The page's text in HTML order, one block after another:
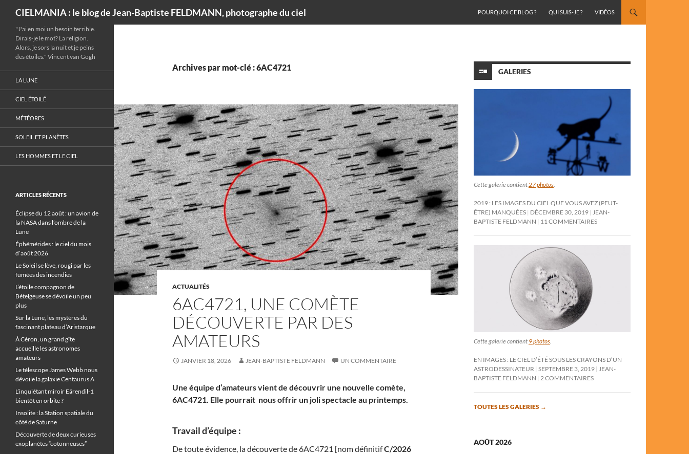
CIELMANIA : le blog de Jean-Baptiste FELDMANN, photographe du ciel
POURQUOI CE BLOG ?
QUI SUIS-JE ? VIDÉOS
Archives par mot-clé : 6AC4721
ACTUALITÉS
6AC4721, UNE COMÈTE
DÉCOUVERTE PAR DES
AMATEURS
JANVIER 18, 2026 JEAN-BAPTISTE FELDMANN UN COMMENTAIRE
Une équipe d’amateurs vient de découvrir une nouvelle comète,
6AC4721. Elle pourrait nous offrir un joli spectacle au printemps.
Travail d’équipe :
De toute évidence, la découverte de 6AC4721 [nom définitifC/2026
GALERIES
Cette galerie contient27 photos.
2019 : LES IMAGES DU CIEL QUE VOUS AVEZ (PEUT-
ÊTRE) MANQUÉES DÉCEMBRE 30, 2019 JEAN-
BAPTISTE FELDMANN
11 COMMENTAIRES
Cette galerie contient 9 photos
EN IMAGES : LE CIEL D’ÉTÉ SOUS LES CRAYONS D’UN
ASTRODESSINATEUR SEPTEMBRE 3, 2019
JEAN-
BAPTISTE FELDMANN
2 COMMENTAIRES
TOUTES LES GALERIES →
AOÛT 2026
"J'ai en moi un besoin terrible.
Dirais-je le mot? La religion.
Alors, je sors la nuit et je peins
des étoiles." Vincent van Gogh
LA LUNE
CIEL ÉTOILÉ
MÉTÉORES
SOLEIL ET PLANÈTES
LES HOMMES ET LE CIEL
ARTICLES RÉCENTS
Éclipse du 12 août : un avion de
la NASA dans l’ombre de la
Lune
Éphémérides : le ciel du mois
d’août 2026
Le Soleil se lève, rougi par les
fumées des incendies
L’étoile compagnon de
Bételgeuse se dévoile un peu
plus
Sur la Lune, les mystères du
fascinant plateau d’Aristarque
À Céron, un grand gîte
accueille les astronomes
amateurs
Le télescope James Webb nous
dévoile la galaxie Centaurus A
L’inquiétant miroir Eärendil-1
bientôt en orbite ?
Insolite : la Station spatiale du
côté de Saturne
Découverte de deux curieuses
exoplanètes “cotonneuses”